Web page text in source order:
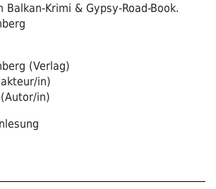
Balkan-Krimi & Gypsy-Road-Book.
(Verlag)
in)
in)